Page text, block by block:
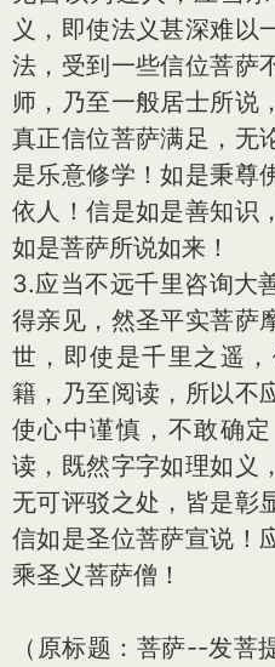
义，即使法义甚深难以
法，受到一些信位菩萨
师，乃至一般居士所说
真正信位菩萨满足，无
是乐意修学！如是秉尊
依人！信是如是善知识
如是菩萨所说如来！
3.应当不远千里咨询大
得亲见，然圣平实菩萨
世，即使是千里之遥
籍，乃至阅读，所以不
使心中谨慎，不敢确
读，既然字字如理如义
无可评驳之处，皆是彰
信如是圣位菩萨宣说！
乘圣义菩萨僧！
（原标题：菩萨--发菩